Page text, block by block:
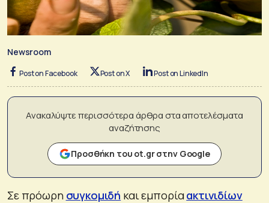
Newsroom
Post on Facebook Post on X Post on LinkedIn
Ανακαλύψτε περισσότερα άρθρα στα αποτελέσματα
αναζήτησης
Προσθήκη του ot.gr στην Google
Σε πρόωρη συγκομιδή και εμπορίαακτινιδίων